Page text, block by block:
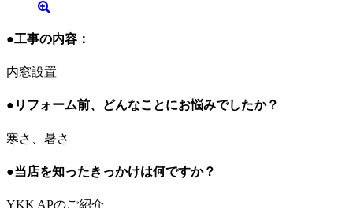
●工事の内容：
内窓設置
●リフォーム前、どんなことにお悩みでしたか？
寒さ、暑さ
●当店を知ったきっかけは何ですか？
YKK APのご紹介